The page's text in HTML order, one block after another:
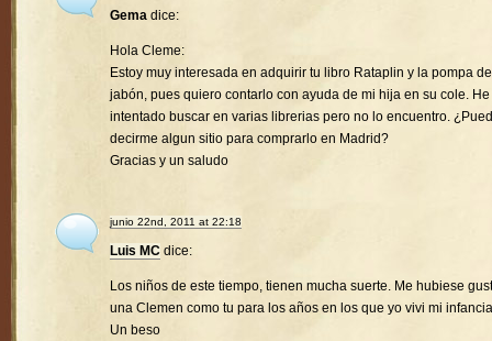
Gema dice:
Hola Cleme:
Estoy muy interesada en adquirir tu libro Rataplin y la pompa de
jabón, pues quiero contarlo con ayuda de mi hija en su cole. He
intentado buscar en varias librerias pero no lo encuentro.
decirme algun sitio para comprarlo en Madrid?
Gracias y un saludo
junio 22nd, 2011 at 22:18
Luis MC dice:
Los niños de este tiempo, tienen mucha suerte. Me hubiese
una Clemen como tu para los años en los que yo vivi mi
Un beso